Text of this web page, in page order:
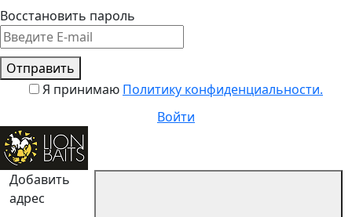
Восстановить пароль
Отправить
Я принимаю Политику конфиденциальности.
Войти
Добавить
адрес